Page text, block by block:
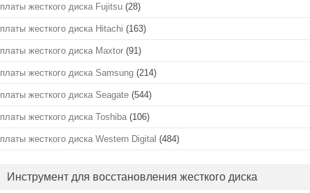
платы жесткого диска Fujitsu (28)
платы жесткого диска Hitachi (163)
платы жесткого диска Maxtor (91)
платы жесткого диска Samsung (214)
платы жесткого диска Seagate (544)
платы жесткого диска Toshiba (106)
платы жесткого диска Western Digital (484)
Инструмент для восстановления жесткого диска